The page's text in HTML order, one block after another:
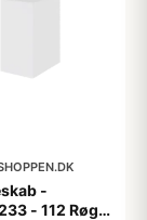
-
- 112 Røget